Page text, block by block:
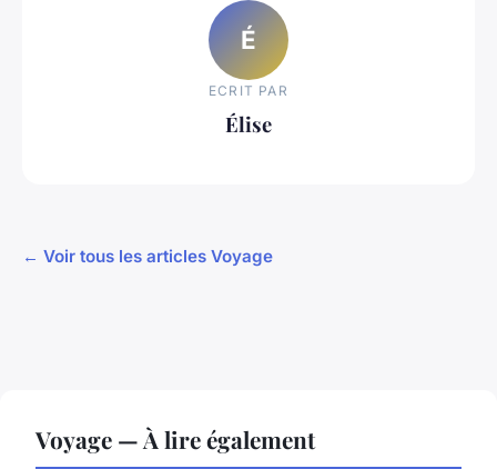
É
ECRIT PAR
Élise
← Voir tous les articles Voyage
Voyage — À lire également